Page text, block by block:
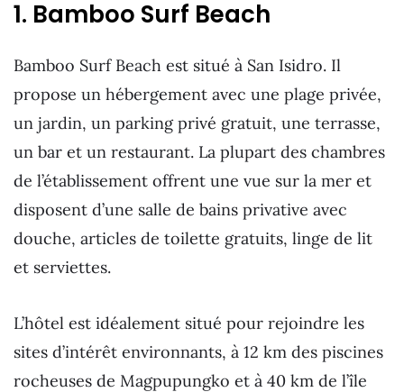
1. Bamboo Surf Beach
Bamboo Surf Beach est situé à San Isidro. Il
propose un hébergement avec une plage privée,
un jardin, un parking privé gratuit, une terrasse,
un bar et un restaurant. La plupart des chambres
de l’établissement offrent une vue sur la mer et
disposent d’une salle de bains privative avec
douche, articles de toilette gratuits, linge de lit
et serviettes.
L’hôtel est idéalement situé pour rejoindre les
sites d’intérêt environnants, à 12 km des piscines
rocheuses de Magpupungko et à 40 km de l’île